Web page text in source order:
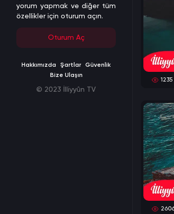
yorum yapmak ve diğer tüm
özellikler için oturum açın.
Oturum Aç
Hakkımızda Şartlar
Güvenlik
Bize Ulaşın
© 2023 İlliyyûn TV
1235